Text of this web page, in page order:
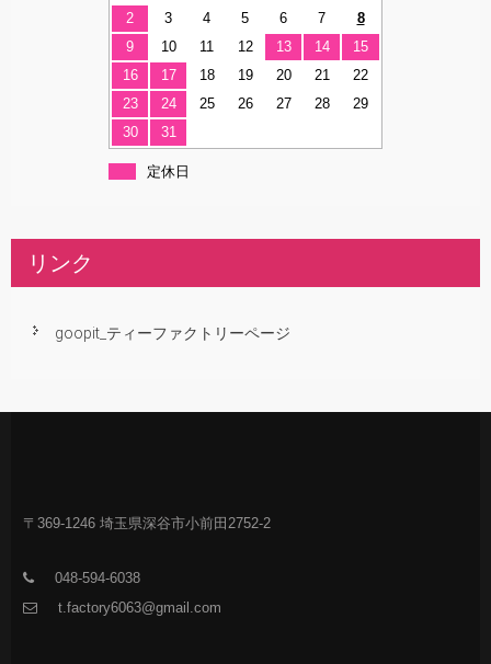
2
3 4 5 6 7
8
9
10 11 12 13 14
15
16
17 18 19 20 21
22
23
24 25 26 27 28
29
30
31
定休日
リンク
goopit_ティーファクトリーページ
〒369-1246 埼玉県深谷市小前田2752-2
048-594-6038
t.factory6063@gmail.com